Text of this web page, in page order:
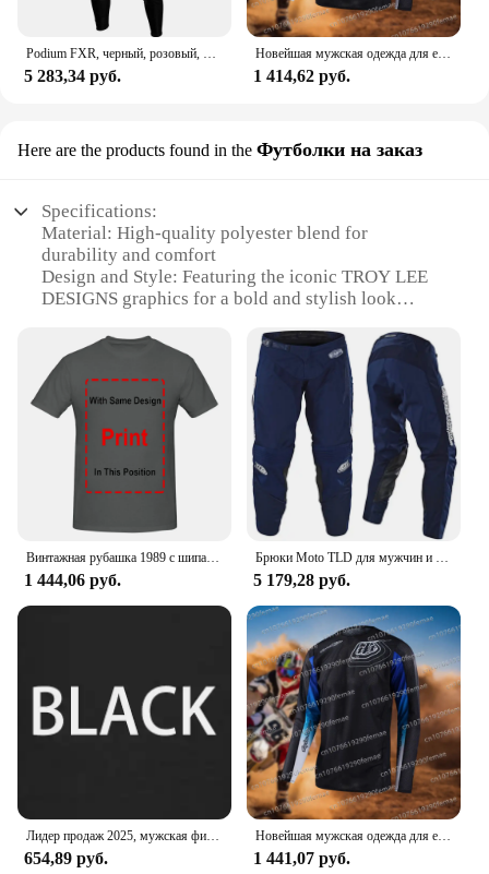
Podium FXR, черный, розовый, 2024, комплект из трикотажа для мотокросса, одежда для бездорожья, для газа, комплект снаряжения для мотокросса, одежда для мотоцикла
5 283,34 руб.
Новейшая мужская одежда для езды по бездорожью с принтом TLD, спортивная одежда для горного велосипеда Speed Descent
1 414,62 руб.
Here are the products found in the Футболки на заказ
Specifications:
Material: High-quality polyester blend for
durability and comfort
Design and Style: Featuring the iconic TROY LEE
DESIGNS graphics for a bold and stylish look
other extreme sports
Performance and Property: Moisture-wicking fabric
to keep you cool and dry during intense rides
Parts and Accessories: Available as a standalone
jersey or as part of a full set
Applicable People: Designed for men and women
who demand performance and style
Features:
|Vendors|
**Unmatched Durability and Style**
The TROY LEE DESIGNS Jersey is not just a piece
of clothing; it's a statement of style and
performance. Crafted from a premium polyester
blend, this jersey is engineered to withstand the
rigors of extreme sports, ensuring that you can ride
with confidence and comfort. The bold design and
striking graphics are not just for show; they're a
testament to the brand's commitment to quality and
style. Whether you're competing in motocross,
BMX, or any other extreme sport, this jersey is built
to last.
**Optimized for Performance**
Винтажная рубашка 1989 с шипами Lee, правильная вещь, размер средней длины, длинные рукава
1 444,06 руб.
Брюки Moto TLD для мужчин и женщин, мотоциклетные брюки для езды на мотоцикле, локомотивы для пересеченной местности, внедорожные брюки
5 179,28 руб.
Лидер продаж 2025, мужская фирменная футболка с коротким рукавом Troy moto Lee Designs, рубашка для мотокросса Dirtbike, рубашка для горного велосипеда, для взрослых
654,89 руб.
Новейшая мужская одежда для езды по бездорожью с принтом TLD, спортивная одежда для горного велосипеда Speed Descent
1 441,07 руб.